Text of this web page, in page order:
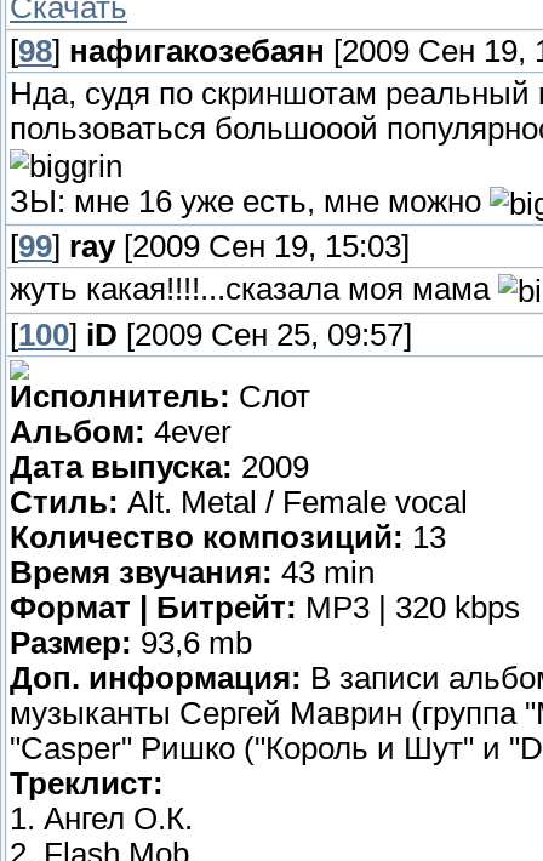
Скачать
[98] нафигакозебаян [2009 Сен 19,
Нда, судя по скриншотам реальный
пользоваться большооой
ЗЫ: мне 16 уже есть, мне можно
[99] ray[2009 Сен 19, 15:03]
жуть какая!!!!...сказала моя мама
[100] iD [2009 Сен 25, 09:57]
Исполнитель: Слот
Альбом: 4ever
Дата выпуска: 2009
Стиль: Alt. Metal / Female vocal
Количество композиций: 13
Время звучания: 43 min
Формат | Битрейт: MP3 | 320 kbps
Размер: 93,6 mb
Доп. информация: В записи
музыканты Сергей Маврин (группа
"Casper" Ришко ("Король и Шут" и
Треклист:
1. Ангел О.К.
2. Flash Mob